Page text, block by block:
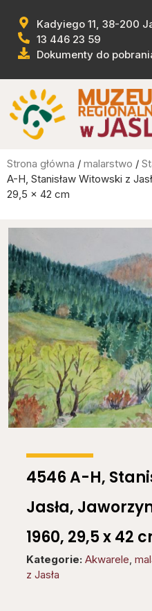
Kadyiego 11, 38-200
13 446 23 59
Dokumenty do
Strona główna / malarstwo /
A-H, Stanisław Witowski z
29,5 x 42 cm
4546 A-H,
Jasła,
1960, 29,5 x 42
Kategorie: Akwarele
z Jasła